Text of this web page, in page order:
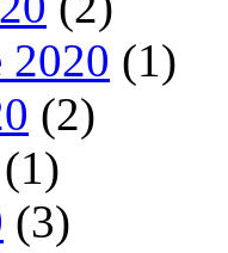
2020 (1)
(2)
(1)
(3)